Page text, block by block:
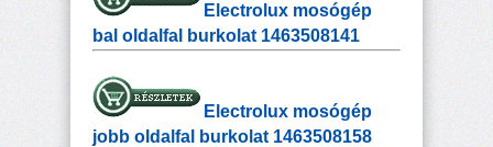
Electrolux mosógép
bal oldalfal burkolat 1463508141
Electrolux mosógép
jobb oldalfal burkolat 1463508158